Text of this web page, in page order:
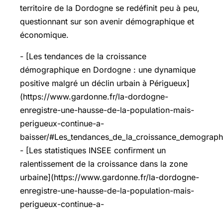
territoire de la Dordogne se redéfinit peu à peu,
questionnant sur son avenir démographique et
économique.
- [Les tendances de la croissance
démographique en Dordogne : une dynamique
positive malgré un déclin urbain à Périgueux]
(https://www.gardonne.fr/la-dordogne-
enregistre-une-hausse-de-la-population-mais-
perigueux-continue-a-
baisser/
- [Les statistiques INSEE confirment un
ralentissement de la croissance dans la zone
urbaine](https://www.gardonne.fr/la-dordogne-
enregistre-une-hausse-de-la-population-mais-
perigueux-continue-a-